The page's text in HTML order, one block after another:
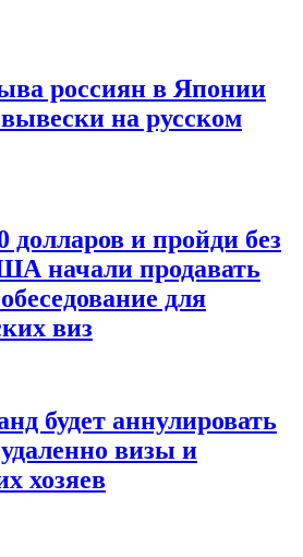
россиян в Японии
на русском
долларов и пройди без
начали продавать
для
виз
будет аннулировать
визы и
хозяев